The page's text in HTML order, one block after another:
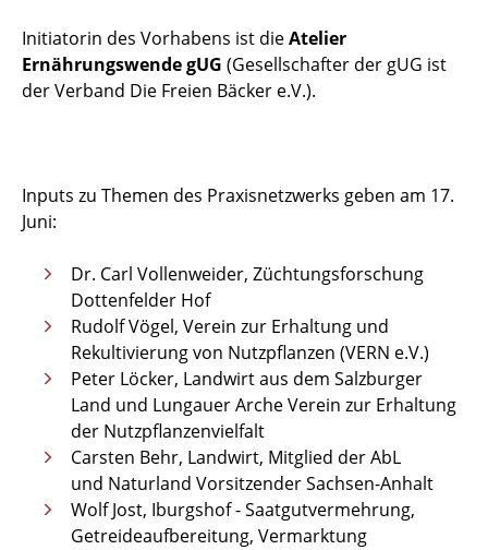
Initiatorin des Vorhabens ist dieAtelier
Ernährungswende gUG (Gesellschafter der gUG ist
der Verband Die Freien Bäcker e.V.).
Inputs zu Themen des Praxisnetzwerks geben am 17.
Juni:
Dr. Carl Vollenweider, Züchtungsforschung
Dottenfelder Hof
Rudolf Vögel, Verein zur Erhaltung und
Rekultivierung von Nutzpflanzen (VERN e.V.)
Peter Löcker, Landwirt aus dem Salzburger
Land und Lungauer Arche Verein zur Erhaltung
der Nutzpflanzenvielfalt
Carsten Behr, Landwirt, Mitglied der AbL
und Naturland Vorsitzender Sachsen-Anhalt
Wolf Jost, Iburgshof - Saatgutvermehrung,
Getreideaufbereitung, Vermarktung